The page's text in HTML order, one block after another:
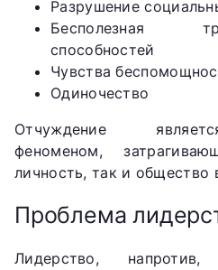
Разрушение
Бесполезная
способностей
Чувства
Одиночество
Отчуждение
феноменом,
личность, так и общество
Проблема
Лидерство,